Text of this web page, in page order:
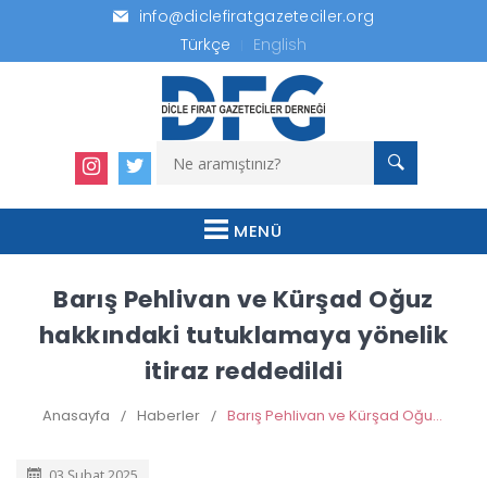
info@diclefiratgazeteciler.org
Türkçe
English
MENÜ
Barış Pehlivan ve Kürşad Oğuz
hakkındaki tutuklamaya yönelik
itiraz reddedildi
Anasayfa / Haberler / Barış Pehlivan ve Kürşad Oğuz hakkındaki tutuklamaya yönelik itiraz reddedildi